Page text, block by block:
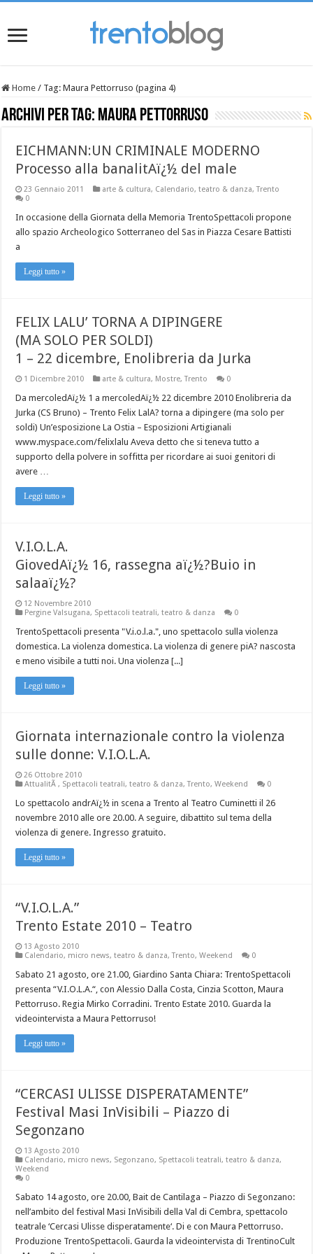
Home / Tag:Maura Pettorruso (pagina 4)
Archivi per tag: Maura Pettorruso
EICHMANN:UN CRIMINALE MODERNO
Processo alla banalitAï¿½ del male
23 Gennaio 2011 arte & cultura, Calendario,teatro & danza,Trento
0
In occasione della Giornata della Memoria TrentoSpettacoli propone
allo spazio Archeologico Sotterraneo del Sas in Piazza Cesare Battisti
a
Leggi tutto »
FELIX LALU’ TORNA A DIPINGERE
(MA SOLO PER SOLDI)
1 – 22 dicembre, Enolibreria da Jurka
1 Dicembre 2010 arte & cultura, Mostre,Trento 0
Da mercoledAï¿½ 1 a mercoledAï¿½ 22 dicembre 2010 Enolibreria da
Jurka (CS Bruno) – Trento Felix LalA? torna a dipingere (ma solo per
soldi) Un’esposizione La Ostia – Esposizioni Artigianali
www.myspace.com/felixlalu Aveva detto che si teneva tutto a
supporto della polvere in soffitta per ricordare ai suoi genitori di
avere …
Leggi tutto »
V.I.O.L.A.
GiovedAï¿½ 16, rassegna aï¿½?Buio in
salaaï¿½?
12 Novembre 2010
Pergine Valsugana, Spettacoli teatrali,teatro & danza 0
TrentoSpettacoli presenta "V.i.o.l.a.", uno spettacolo sulla violenza
domestica. La violenza domestica. La violenza di genere piA? nascosta
e meno visibile a tutti noi. Una violenza [...]
Leggi tutto »
Giornata internazionale contro la violenza
sulle donne: V.I.O.L.A.
26 Ottobre 2010
AttualitÃ, Spettacoli teatrali,teatro & danza,Trento,Weekend 0
Lo spettacolo andrAï¿½ in scena a Trento al Teatro Cuminetti il 26
novembre 2010 alle ore 20.00. A seguire, dibattito sul tema della
violenza di genere. Ingresso gratuito.
Leggi tutto »
“V.I.O.L.A.”
Trento Estate 2010 – Teatro
13 Agosto 2010
Calendario, micro news,teatro & danza,Trento,Weekend 0
Sabato 21 agosto, ore 21.00, Giardino Santa Chiara: TrentoSpettacoli
presenta “V.I.O.L.A.“, con Alessio Dalla Costa, Cinzia Scotton, Maura
Pettorruso. Regia Mirko Corradini. Trento Estate 2010. Guarda la
videointervista a Maura Pettorruso!
Leggi tutto »
“CERCASI ULISSE DISPERATAMENTE”
Festival Masi InVisibili – Piazzo di
Segonzano
13 Agosto 2010
Calendario, micro news, Segonzano, Spettacoli teatrali,teatro & danza,
Weekend
0
Sabato 14 agosto, ore 20.00, Bait de Cantilaga – Piazzo di Segonzano:
nell’ambito del festival Masi InVisibili della Val di Cembra, spettacolo
teatrale ‘Cercasi Ulisse disperatamente‘. Di e con Maura Pettorruso.
Produzione TrentoSpettacoli. Gaurda la videointervista di TrentinoCult